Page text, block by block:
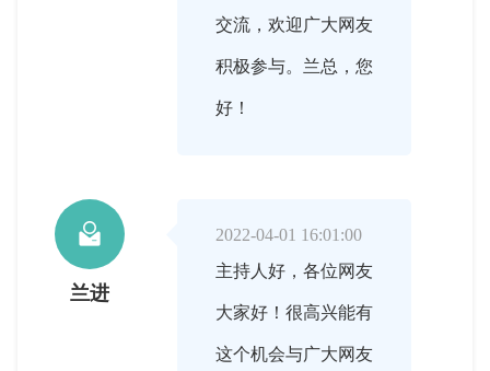
交流，欢迎广大网友
积极参与。兰总，您
好！

兰进
2022-04-01 16:01:00
主持人好，各位网友
大家好！很高兴能有
这个机会与广大网友